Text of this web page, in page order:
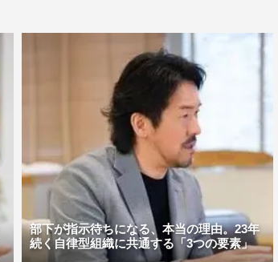
部下が指示待ちになる、本当の理由。23年
続く自律型組織に共通する「3つの要素」